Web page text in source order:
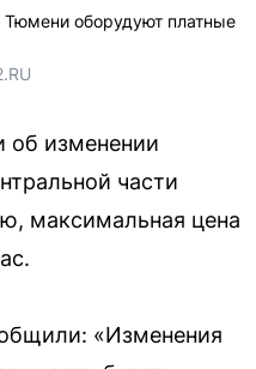
Тюмени оборудуют платные
об изменении
части
максимальная цена
«Изменения